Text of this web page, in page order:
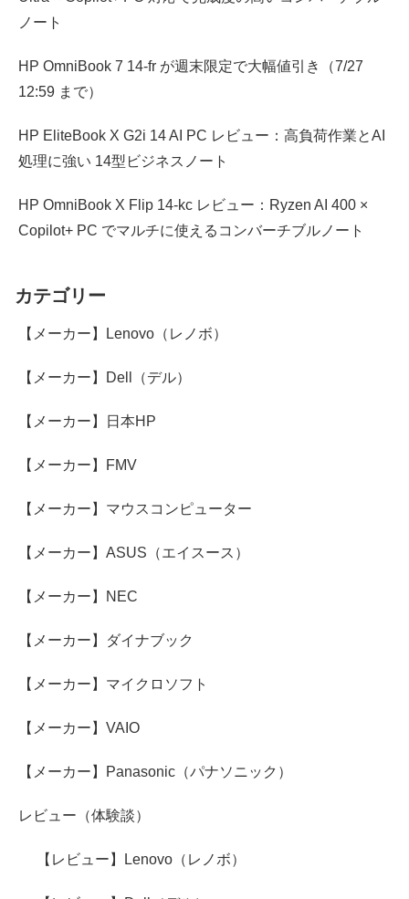
ノート
HP OmniBook 7 14-fr が週末限定で大幅値引き（7/27
12:59 まで）
HP EliteBook X G2i 14 AI PC レビュー：高負荷作業とAI
処理に強い 14型ビジネスノート
HP OmniBook X Flip 14-kc レビュー：Ryzen AI 400 ×
Copilot+ PC でマルチに使えるコンバーチブルノート
カテゴリー
【メーカー】Lenovo（レノボ）
【メーカー】Dell（デル）
【メーカー】日本HP
【メーカー】FMV
【メーカー】マウスコンピューター
【メーカー】ASUS（エイスース）
【メーカー】NEC
【メーカー】ダイナブック
【メーカー】マイクロソフト
【メーカー】VAIO
【メーカー】Panasonic（パナソニック）
レビュー（体験談）
【レビュー】Lenovo（レノボ）